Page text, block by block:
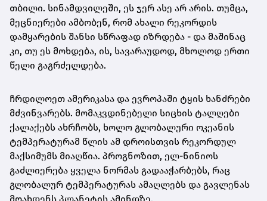
თბილი. სინამდვილეში, ეს ჯერ ასე არ არის. თუმცა,
მეცნიერები ამბობენ, რომ ახალი რეკორდის
დამყარების შანსი სწრაფად იზრდება - და მაშინაც
კი, თუ ეს მოხდება, ის, სავარაუდოდ, მხოლოდ ერთი
წელი გაგრძელდება.
ჩრდილოეთ ამერიკასა და ევროპაში ტყის ხანძრები
მძვინვარებს. მომაკვდინებელი სიცხის ტალღები
ქალაქებს ახრჩობს, ხოლო გლობალური ოკეანის
ტემპერატურამ წლის ამ დროისთვის რეკორდულ
მაქსიმუმს მიაღწია. პროგნოზით, ელ-ნინიოს
გაძლიერება ყველა ნორმას გადააჭარბებს, რაც
გლობალურ ტემპერატურას ამაღლებს და გავლენას
მოახდენს პლანეტის ამინდზე.